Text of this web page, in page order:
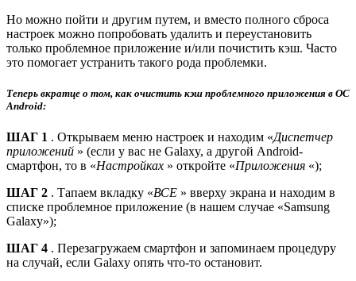
Но можно пойти и другим путем, и вместо полного сброса
настроек можно попробовать удалить и переустановить
только проблемное приложение и/или почистить кэш. Часто
это помогает устранить такого рода проблемки.
Теперь вкратце о том, как очистить кэш проблемного приложения в ОС
Android:
ШАГ 1 . Открываем меню настроек и находим «Диспетчер
приложений » (если у вас не Galaxy, а другой Android-
смартфон, то в «Настройках » откройте «Приложения «);
ШАГ 2 . Тапаем вкладку «ВСЕ » вверху экрана и находим в
списке проблемное приложение (в нашем случае «Samsung
Galaxy»);
ШАГ 4 . Перезагружаем смартфон и запоминаем процедуру
на случай, если Galaxy опять что-то остановит.